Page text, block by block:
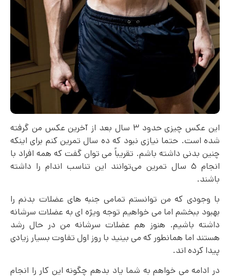
این عکس چیزی حدود ۳ سال بعد از آخرین عکس من گرفته
شده است. حتما نیازی نبود که ده سال تمرین کنم برای اینکه
چنین بدنی داشته باشم. تقریباً می‌ توان گفت که همه افراد با
انجام ۵ سال تمرین می‌توانند این تناسب اندام را داشته
باشند.
با وجودی که من توانستم تمامی جنبه‌ های عضلات بدنم را
بهبود ببخشم اما می خواهیم توجه ویژه‌ ای به عضلات سرشانه
داشته باشیم. هنوز هم عضلات سرشانه من در حال رشد
هستند اما همانطور که می بینید با روز اول تفاوت بسیار زیادی
پیدا کرده اند.
در ادامه می خواهم به شما یاد بدهم چگونه این کار را انجام